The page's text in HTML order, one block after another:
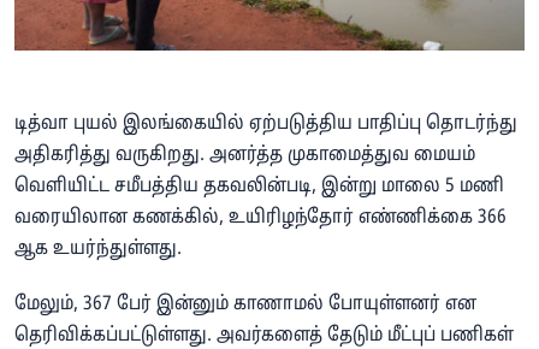
டித்வா புயல் இலங்கையில் ஏற்படுத்திய பாதிப்பு தொடர்ந்து
அதிகரித்து வருகிறது. அனர்த்த முகாமைத்துவ மையம்
வெளியிட்ட சமீபத்திய தகவலின்படி, இன்று மாலை 5 மணி
வரையிலான கணக்கில், உயிரிழந்தோர் எண்ணிக்கை 366
ஆக உயர்ந்துள்ளது.
மேலும், 367 பேர் இன்னும் காணாமல் போயுள்ளனர் என
தெரிவிக்கப்பட்டுள்ளது. அவர்களைத் தேடும் மீட்புப் பணிகள்